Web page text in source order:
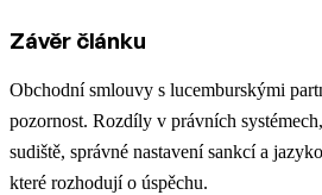
Závěr článku
Obchodní smlouvy s lucemburskými
pozornost. Rozdíly v právních
sudiště, správné nastavení sankcí a
které rozhodují o úspěchu.